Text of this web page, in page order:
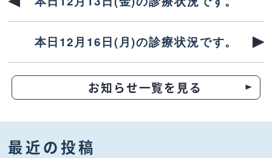
本日12月16日(月)の診療状況です。
お知らせ一覧を見る
最近の投稿